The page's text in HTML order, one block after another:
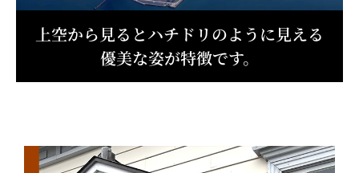
上空から見るとハチドリのように見える
優美な姿が特徴です。